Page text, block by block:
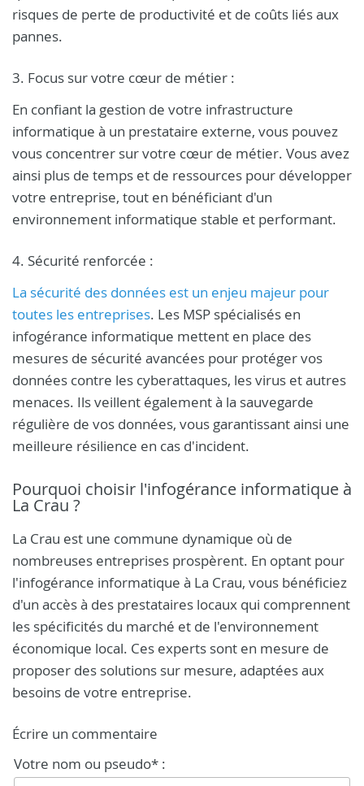
risques de perte de productivité et de coûts liés aux
pannes.
3. Focus sur votre cœur de métier :
En confiant la gestion de votre infrastructure
informatique à un prestataire externe, vous pouvez
vous concentrer sur votre cœur de métier. Vous avez
ainsi plus de temps et de ressources pour développer
votre entreprise, tout en bénéficiant d'un
environnement informatique stable et performant.
4. Sécurité renforcée :
La sécurité des données est un enjeu majeur pour
toutes les entreprises. Les MSP spécialisés en
infogérance informatique mettent en place des
mesures de sécurité avancées pour protéger vos
données contre les cyberattaques, les virus et autres
menaces. Ils veillent également à la sauvegarde
régulière de vos données, vous garantissant ainsi une
meilleure résilience en cas d'incident.
Pourquoi choisir l'infogérance informatique à
La Crau ?
La Crau est une commune dynamique où de
nombreuses entreprises prospèrent. En optant pour
l'infogérance informatique à La Crau, vous bénéficiez
d'un accès à des prestataires locaux qui comprennent
les spécificités du marché et de l'environnement
économique local. Ces experts sont en mesure de
proposer des solutions sur mesure, adaptées aux
besoins de votre entreprise.
Écrire un commentaire
Votre nom ou pseudo* :